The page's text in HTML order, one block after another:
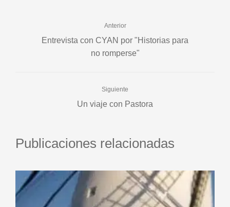
Anterior
Entrevista con CYAN por "Historias para
no romperse"
Siguiente
Un viaje con Pastora
Publicaciones relacionadas